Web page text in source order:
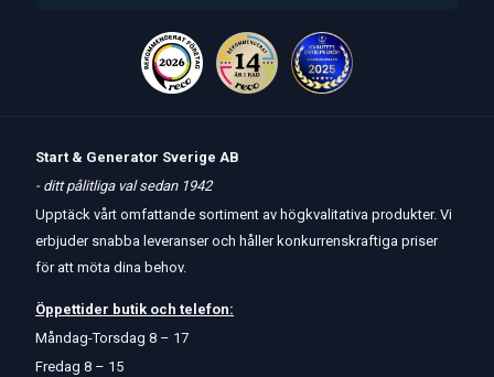
Start & Generator Sverige AB
- ditt pålitliga val sedan 1942
Upptäck vårt omfattande sortiment av högkvalitativa produkter. Vi
erbjuder snabba leveranser och håller konkurrenskraftiga priser
för att möta dina behov.
Öppettider butik och telefon:
Måndag-Torsdag 8 – 17
Fredag 8 – 15